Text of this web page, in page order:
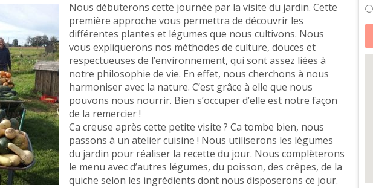
Nous débuterons cette journée par la visite du jardin. Cette
première approche vous permettra de découvrir les
différentes plantes et légumes que nous cultivons. Nous
vous expliquerons nos méthodes de culture, douces et
respectueuses de l’environnement, qui sont assez liées à
notre philosophie de vie. En effet, nous cherchons à nous
harmoniser avec la nature. C’est grâce à elle que nous
pouvons nous nourrir. Bien s’occuper d’elle est notre façon
de la remercier !
Ca creuse après cette petite visite ? Ca tombe bien, nous
passons à un atelier cuisine ! Nous utiliserons les légumes
du jardin pour réaliser la recette du jour. Nous complèterons
le menu avec d’autres légumes, du poisson, des crêpes, de la
quiche selon les ingrédients dont nous disposerons ce jour.